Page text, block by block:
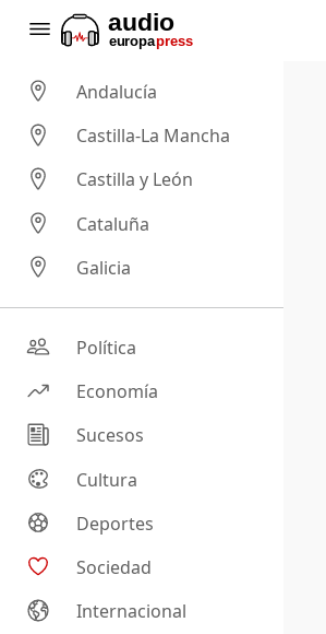
Andalucía
Castilla-La Mancha
Castilla y León
Cataluña
Galicia
Política
Economía
Sucesos
Cultura
Deportes
Sociedad
Internacional